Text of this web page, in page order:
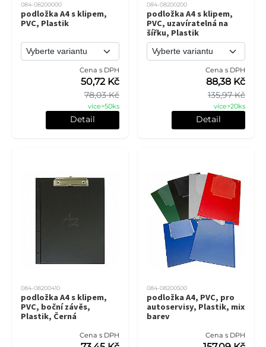
084-08200000
podložka A4 s klipem,
PVC, Plastik
Cena s DPH
78,03 Kč
50,72 Kč
více>50ks
Detail
084-08200200
podložka A4 s klipem,
PVC, uzavíratelná na
šířku, Plastik
Cena s DPH
135,97 Kč
88,38 Kč
více>20ks
Detail
084-08200410
podložka A4 s klipem,
PVC, boční závěs,
Plastik, Černá
Cena s DPH
084-08200500
podložka A4, PVC, pro
autoservisy, Plastik, mix
barev
Cena s DPH